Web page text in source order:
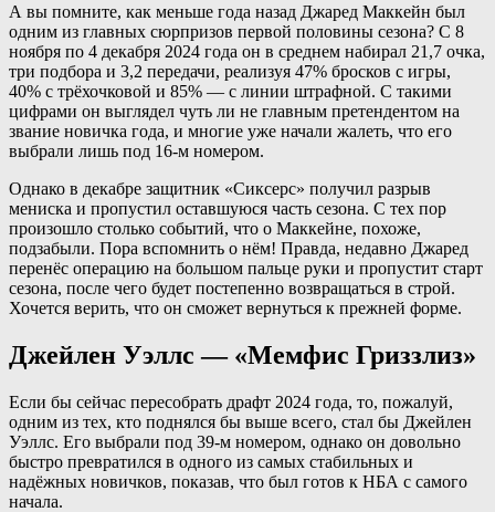
А вы помните, как меньше года назад Джаред Маккейн был
одним из главных сюрпризов первой половины сезона? С 8
ноября по 4 декабря 2024 года он в среднем набирал 21,7 очка,
три подбора и 3,2 передачи, реализуя 47% бросков с игры,
40% с трёхочковой и 85% — с линии штрафной. С такими
цифрами он выглядел чуть ли не главным претендентом на
звание новичка года, и многие уже начали жалеть, что его
выбрали лишь под 16-м номером.
Однако в декабре защитник «Сиксерс» получил разрыв
мениска и пропустил оставшуюся часть сезона. С тех пор
произошло столько событий, что о Маккейне, похоже,
подзабыли. Пора вспомнить о нём! Правда, недавно Джаред
перенёс операцию на большом пальце руки и пропустит старт
сезона, после чего будет постепенно возвращаться в строй.
Хочется верить, что он сможет вернуться к прежней форме.
Джейлен Уэллс — «Мемфис Гриззлиз»
Если бы сейчас пересобрать драфт 2024 года, то, пожалуй,
одним из тех, кто поднялся бы выше всего, стал бы Джейлен
Уэллс. Его выбрали под 39-м номером, однако он довольно
быстро превратился в одного из самых стабильных и
надёжных новичков, показав, что был готов к НБА с самого
начала.